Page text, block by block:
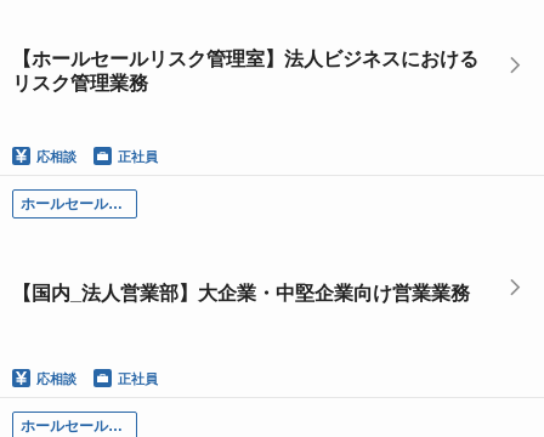
【ホールセールリスク管理室】法人ビジネスにおける
リスク管理業務
応相談 正社員
ホールセール部門
【国内_法人営業部】大企業・中堅企業向け営業業務
応相談 正社員
ホールセール部門